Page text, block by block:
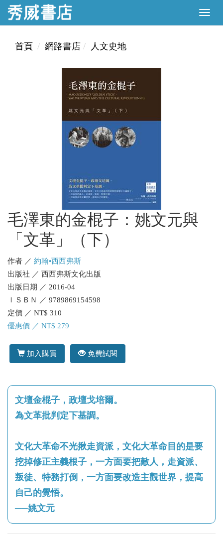
首頁 網路書店 人文史地
毛澤東的金棍子：姚文元與
「文革」（下）
作者 ／ 約翰•西西弗斯
出版社 ／ 西西弗斯文化出版
出版日期 ／ 2016-04
ＩＳＢＮ ／ 9789869154598
定價 ／ NT$ 310
優惠價 ／ NT$ 279
加入購買 免費試閱
文壇金棍子，政壇戈培爾。
為文革批判定下基調。
文化大革命不光揪走資派，文化大革命目的是要
挖掉修正主義根子，一方面要把敵人，走資派、
叛徒、特務打倒，一方面要改造主觀世界，提高
自己的覺悟。
──姚文元